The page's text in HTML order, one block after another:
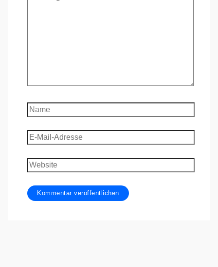
Name
E-
Mail-
Adresse
Website